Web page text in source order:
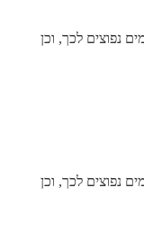
נפוצים לכך, וכן
נפוצים לכך, וכן